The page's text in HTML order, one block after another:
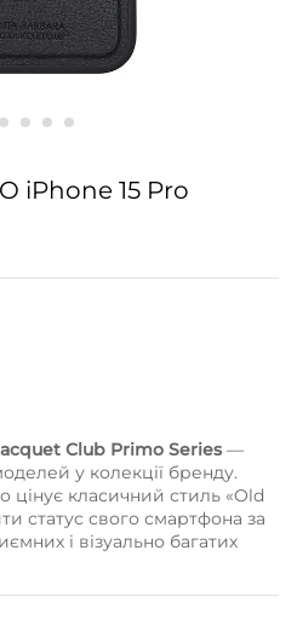
iPhone 15 Pro
Club Primo Series —
у колекції бренду.
цінує класичний стиль «Old
статус свого смартфона за
і візуально багатих